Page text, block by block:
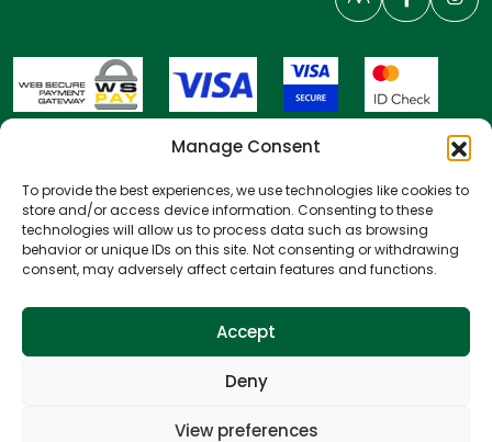
Manage Consent
To provide the best experiences, we use technologies like cookies to
store and/or access device information. Consenting to these
technologies will allow us to process data such as browsing
behavior or unique IDs on this site. Not consenting or withdrawing
consent, may adversely affect certain features and functions.
Accept
Deny
View preferences
Prijava vlasnika
Politika privatnosti
Uvjeti poslovanja